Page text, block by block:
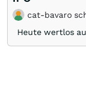
cat-bavaro
Heute wertlos